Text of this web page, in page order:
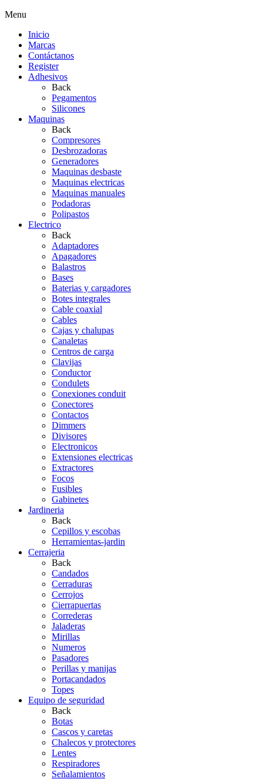
Menu
Inicio
Marcas
Contáctanos
Register
Adhesivos
Back
Pegamentos
Silicones
Maquinas
Back
Compresores
Desbrozadoras
Generadores
Maquinas desbaste
Maquinas electricas
Maquinas manuales
Podadoras
Polipastos
Electrico
Back
Adaptadores
Apagadores
Balastros
Bases
Baterias y cargadores
Botes integrales
Cable coaxial
Cables
Cajas y chalupas
Canaletas
Centros de carga
Clavijas
Conductor
Condulets
Conexiones conduit
Conectores
Contactos
Dimmers
Divisores
Electronicos
Extensiones electricas
Extractores
Focos
Fusibles
Gabinetes
Jardineria
Back
Cepillos y escobas
Herramientas-jardin
Cerrajeria
Back
Candados
Cerraduras
Cerrojos
Cierrapuertas
Correderas
Jaladeras
Mirillas
Numeros
Pasadores
Perillas y manijas
Portacandados
Topes
Equipo de seguridad
Back
Botas
Cascos y caretas
Chalecos y protectores
Lentes
Respiradores
Señalamientos